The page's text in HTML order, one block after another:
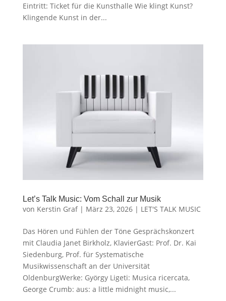
Eintritt: Ticket für die Kunsthalle Wie klingt Kunst?
Klingende Kunst in der...
Let’s Talk Music: Vom Schall zur Musik
von Kerstin Graf| März 23, 2026| LET'S TALK MUSIC
Das Hören und Fühlen der Töne Gesprächskonzert
mit Claudia Janet Birkholz, KlavierGast: Prof. Dr. Kai
Siedenburg, Prof. für Systematische
Musikwissenschaft an der Universität
OldenburgWerke: György Ligeti: Musica ricercata,
George Crumb: aus: a little midnight music,...